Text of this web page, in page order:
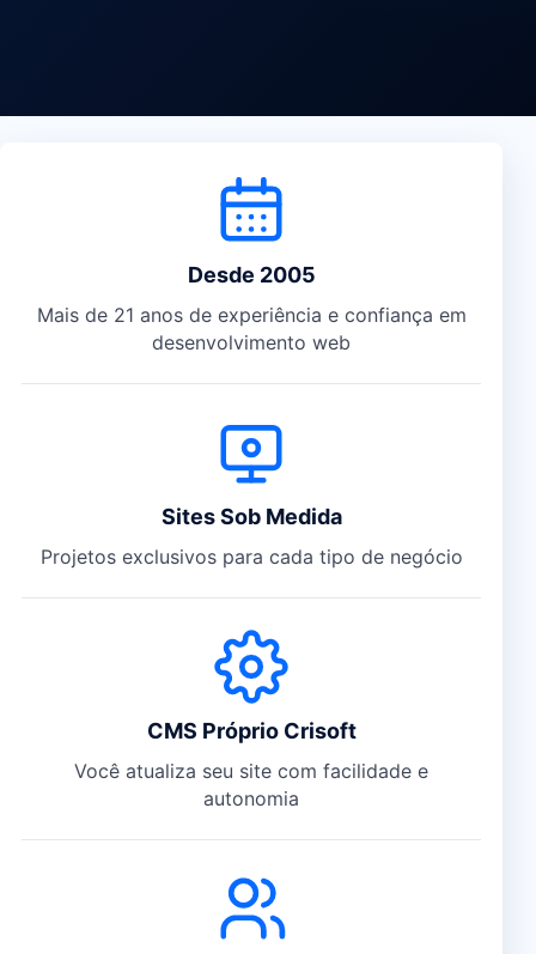
Desde 2005
Mais de 21 anos de experiência e confiança em
desenvolvimento web
Sites Sob Medida
Projetos exclusivos para cada tipo de negócio
CMS Próprio Crisoft
Você atualiza seu site com facilidade e
autonomia